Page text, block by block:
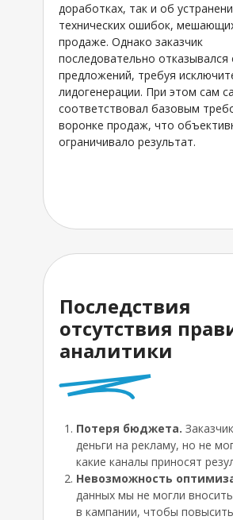
доработках, так и об
технических ошибок,
продаже. Однако заказчик
последовательно отказывался
предложений, требуя
лидогенерации. При этом сам
соответствовал базовым
воронке продаж, что
ограничивало результат.
Последствия
отсутствия
аналитики
Потеря бюджета.
деньги на рекламу, но не
какие каналы приносят
Невозможность
данных мы не могли
в кампании, чтобы
Давайте
попробуем